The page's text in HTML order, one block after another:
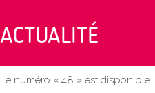
ACTUALITÉ
Le numéro « 48 » est disponible !